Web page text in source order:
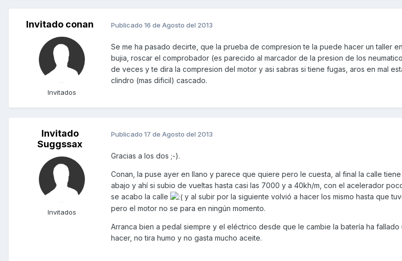
Invitado conan
Invitados
Publicado 16 de Agosto del 2013
Se me ha pasado decirte, que la prueba de compresion te la puede hacer un taller
bujia, roscar el comprobador (es parecido al marcador de la presion de los
de veces y te dira la compresion del motor y asi sabras si tiene fugas, aros en mal
clindro (mas dificil) cascado.
Invitado
Suggssax
Invitados
Publicado 17 de Agosto del 2013
Gracias a los dos ;-).
Conan, la puse ayer en llano y parece que quiere pero le cuesta, al final la calle
abajo y ahí si subio de vueltas hasta casi las 7000 y a 40kh/m, con el acelerador
se acabo la calle
y al subir por la siguiente volvió a hacer los mismo hasta que
pero el motor no se para en ningún momento.
Arranca bien a pedal siempre y el eléctrico desde que le cambie la batería ha
hacer, no tira humo y no gasta mucho aceite.